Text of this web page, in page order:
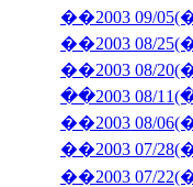
��2003 08/
��2003 08/
��2003 07/
��2003